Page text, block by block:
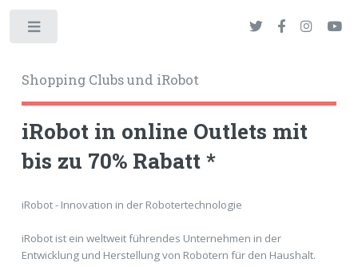
Shopping Clubs und iRobot
iRobot in online Outlets mit
bis zu 70% Rabatt *
iRobot - Innovation in der Robotertechnologie
iRobot ist ein weltweit führendes Unternehmen in der
Entwicklung und Herstellung von Robotern für den Haushalt.